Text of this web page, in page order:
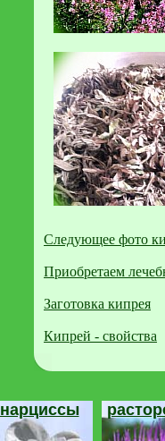
Следующее фото
Приобретаем
Заготовка кипрея
Кипрей - свойства
нарциссы